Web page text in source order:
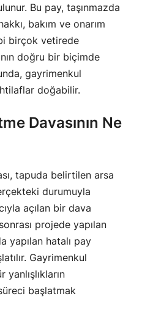
Bu pay, taşınmazda
bakım ve onarım
birçok vetirede
doğru bir biçimde
gayrimenkul
doğabilir.
Davasının Ne
tapuda belirtilen arsa
durumuyla
açılan bir dava
projede yapılan
yapılan hatalı pay
Gayrimenkul
başlatmak